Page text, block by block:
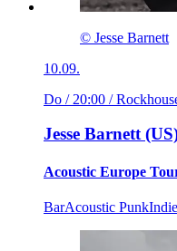
© Jesse Barnett
10.09.
Do / 20:00 /
Jesse Barnett
Acoustic Europe
BarAcoustic Punk